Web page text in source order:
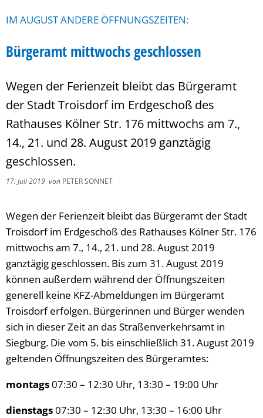
IM AUGUST ANDERE ÖFFNUNGSZEITEN:
Bürgeramt mittwochs geschlossen
Wegen der Ferienzeit bleibt das Bürgeramt
der Stadt Troisdorf im Erdgeschoß des
Rathauses Kölner Str. 176 mittwochs am 7.,
14., 21. und 28. August 2019 ganztägig
geschlossen.
17. Juli 2019 von PETER SONNET
Wegen der Ferienzeit bleibt das Bürgeramt der Stadt
Troisdorf im Erdgeschoß des Rathauses Kölner Str. 176
mittwochs am 7., 14., 21. und 28. August 2019
ganztägig geschlossen. Bis zum 31. August 2019
können außerdem während der Öffnungszeiten
generell keine KFZ-Abmeldungen im Bürgeramt
Troisdorf erfolgen. Bürgerinnen und Bürger wenden
sich in dieser Zeit an das Straßenverkehrsamt in
Siegburg. Die vom 5. bis einschließlich 31. August 2019
geltenden Öffnungszeiten des Bürgeramtes:
montags07:30 – 12:30 Uhr, 13:30 – 19:00 Uhr
dienstags07:30 – 12:30 Uhr, 13:30 – 16:00 Uhr